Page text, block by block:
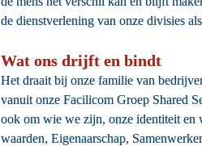
de dienstverlening van onze divisies
Wat ons drijft en bindt
Het draait bij onze familie van
vanuit onze Facilicom Groep Shared
ook om wie we zijn, onze identiteit en
waarden, Eigenaarschap,